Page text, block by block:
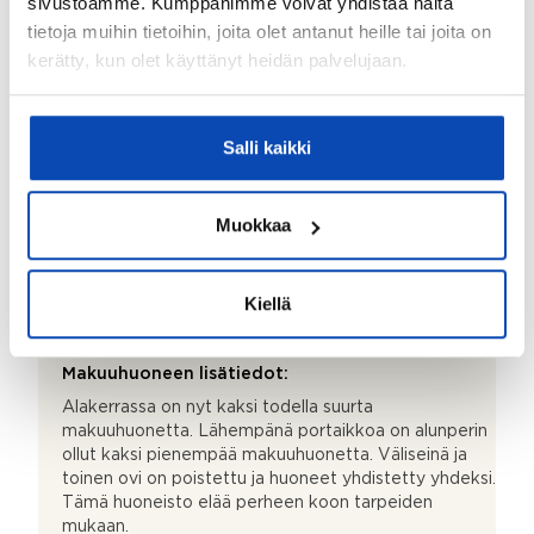
tietoja muihin tietoihin, joita olet antanut heille tai joita on
kerätty, kun olet käyttänyt heidän palvelujaan.
Salli kaikki
Muokkaa
Kiellä
WC-istuin ja peilikaappi
Kodinhoitohuoneen lisätiedot:
Olohuoneen lisätiedot:
muuttaa suuremmaksi yhdistämällä siihen viereisen
makuuhuoneen / työhuoneen. Huoneiden välinen
on jo huomioitu mahdollinen väliseinän poisto.
Makuuhuoneen lisätiedot:
Alakerrassa on nyt kaksi todella suurta
makuuhuonetta. Lähempänä portaikkoa on alunperin
ollut kaksi pienempää makuuhuonetta. Väliseinä ja
toinen ovi on poistettu ja huoneet yhdistetty yhdeksi.
Tämä huoneisto elää perheen koon tarpeiden
mukaan.